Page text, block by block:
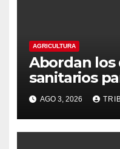
AGRICULTURA
Abordan los
sanitarios
nacional de
AGO 3, 2026